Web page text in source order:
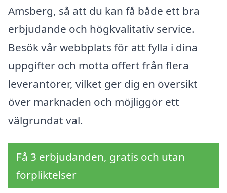
Amsberg, så att du kan få både ett bra
erbjudande och högkvalitativ service.
Besök vår webbplats för att fylla i dina
uppgifter och motta offert från flera
leverantörer, vilket ger dig en översikt
över marknaden och möjliggör ett
välgrundat val.
Få 3 erbjudanden, gratis och utan
förpliktelser